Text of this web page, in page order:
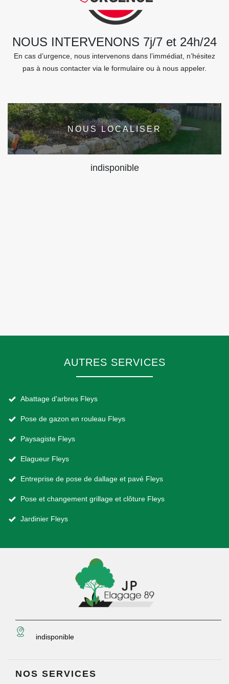
NOUS INTERVENONS 7j/7 et 24h/24
En cas d’urgence, nous intervenons dans l’immédiat, n’hésitez
pas à nous contacter via le formulaire ou à nous appeler.
NOUS LOCALISER
indisponible
AUTRES SERVICES
Abattage d'arbres Fleys
Pose de gazon en rouleau Fleys
Paysagiste Fleys
Elagueur Fleys
Entreprise de pose de dallage et pavé Fleys
Pose et changement grillage et clôture Fleys
Jardinier Fleys
indisponible
NOS SERVICES